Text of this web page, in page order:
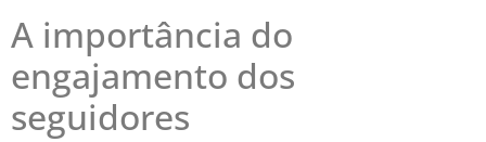
A importância do
engajamento dos
seguidores